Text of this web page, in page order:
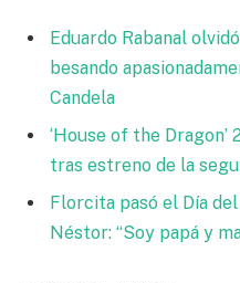
Eduardo Rabanal
besando
Candela
‘House of the Dragon’
tras estreno de la
Florcita pasó el Día
Néstor: “Soy papá y